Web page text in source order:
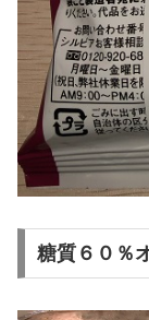
糖質６０％